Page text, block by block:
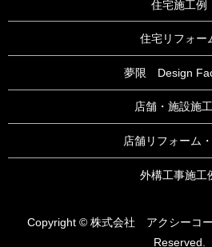
住宅施工例
住宅リフォー
夢限 Design
店舗・施設施
店舗リフォーム
外構工事施工
Copyright © 株式会社 アクシーコ
Reserved.